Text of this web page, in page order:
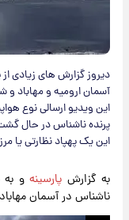
دیروز گزارش های زیادی
آسمان ارومیه و مهاباد و
این ویدیو ارسالی نوع
پرنده ناشناس در حال
این یک‌ پهپاد نظارتی یا
به گزارش پارسینهو به
ناشناس در آسمان